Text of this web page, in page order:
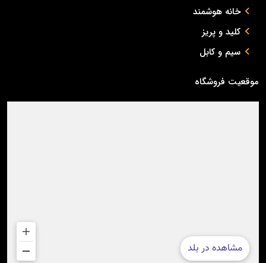
خانه هوشمند
کلید و پریز
سیم و کابل
موقعیت فروشگاه